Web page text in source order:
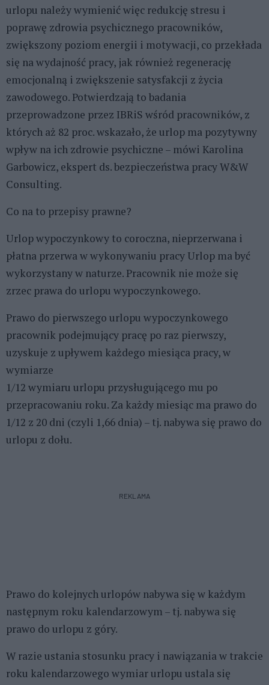
urlopu należy wymienić więc redukcję stresu i
poprawę zdrowia psychicznego pracowników,
zwiększony poziom energii i motywacji, co przekłada
się na wydajność pracy, jak również regenerację
emocjonalną i zwiększenie satysfakcji z życia
zawodowego. Potwierdzają to badania
przeprowadzone przez IBRiS wśród pracowników, z
których aż 82 proc. wskazało, że urlop ma pozytywny
wpływ na ich zdrowie psychiczne – mówi Karolina
Garbowicz, ekspert ds. bezpieczeństwa pracy W&W
Consulting.
Co na to przepisy prawne?
Urlop wypoczynkowy to coroczna, nieprzerwana i
płatna przerwa w wykonywaniu pracy Urlop ma być
wykorzystany w naturze. Pracownik nie może się
zrzec prawa do urlopu wypoczynkowego.
Prawo do pierwszego urlopu wypoczynkowego
pracownik podejmujący pracę po raz pierwszy,
uzyskuje z upływem każdego miesiąca pracy, w
wymiarze
1/12 wymiaru urlopu przysługującego mu po
przepracowaniu roku. Za każdy miesiąc ma prawo do
1/12 z 20 dni (czyli 1,66 dnia) – tj. nabywa się prawo do
urlopu z dołu.
REKLAMA
Prawo do kolejnych urlopów nabywa się w każdym
następnym roku kalendarzowym – tj. nabywa się
prawo do urlopu z góry.
W razie ustania stosunku pracy i nawiązania w trakcie
roku kalendarzowego wymiar urlopu ustala się